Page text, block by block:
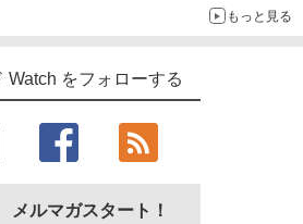
もっと見る
Watch をフォローする
メルマガスタート！